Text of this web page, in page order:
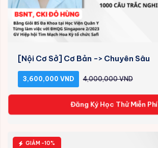
[Nội Cơ Sở] Cơ Bản -> Chuyên Sâu
3,600,000 VND 4,000,000 VND
Đăng Ký Học Thử Miễn Phí
GIẢM -10%